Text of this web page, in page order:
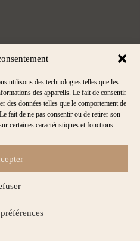
utilisons des technologies telles que les
des appareils. Le fait de consentir
des données telles que le comportement de
fait de ne pas consentir ou de retirer son
certaines caractéristiques et fonctions.